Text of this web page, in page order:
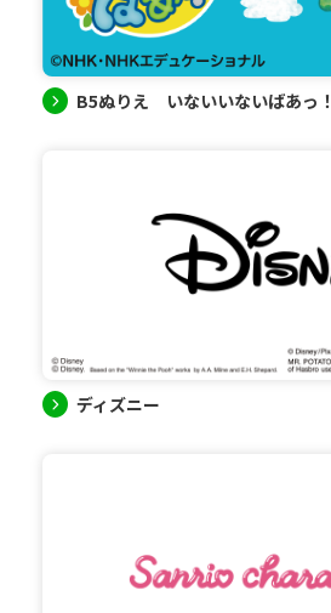
B5ぬりえ いないいないばあっ！
ディズニー